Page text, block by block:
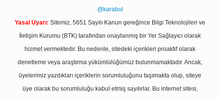
@karabul
Yasal Uyarı: Sitemiz, 5651 Sayılı Kanun gereğince Bilgi Teknolojileri ve
İletişim Kurumu (BTK) tarafından onaylanmış bir Yer Sağlayıcı olarak
hizmet vermektedir. Bu nedenle, sitedeki içerikleri proaktif olarak
denetleme veya araştırma yükümlülüğümüz bulunmamaktadır. Ancak,
üyelerimiz yazdıkları içeriklerin sorumluluğunu taşımakta olup, siteye
üye olarak bu sorumluluğu kabul etmiş sayılırlar. Bu internet sitesi,